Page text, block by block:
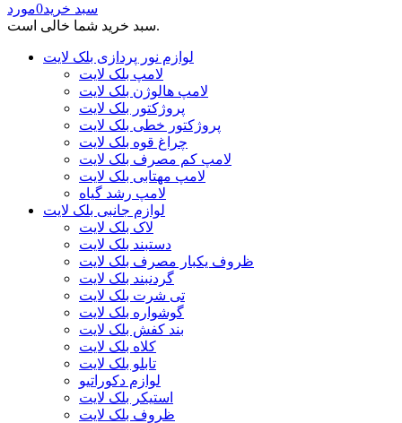
سبد خرید0مورد
سبد خرید شما خالی است.
لوازم نور پردازی بلک لایت
لامپ بلک لایت
لامپ هالوژن بلک لایت
پروژکتور بلک لایت
پروژکتور خطی بلک لایت
چراغ قوه بلک لایت
لامپ کم مصرف بلک لایت
لامپ مهتابی بلک لایت
لامپ رشد گیاه
لوازم جانبی بلک لایت
لاک بلک لایت
دستبند بلک لایت
ظروف یکبار مصرف بلک لایت
گردنبند بلک لایت
تی شرت بلک لایت
گوشواره بلک لایت
بند کفش بلک لایت
کلاه بلک لایت
تابلو بلک لایت
لوازم دکوراتیو
استیکر بلک لایت
ظروف بلک لایت